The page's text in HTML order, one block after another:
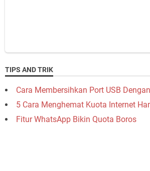
TIPS AND TRIK
Cara Membersihkan Port USB
5 Cara Menghemat Kuota Internet
Fitur WhatsApp Bikin Quota Boros